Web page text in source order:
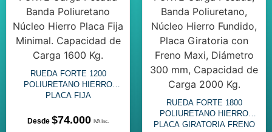
RUEDA FORTE 1200
POLIURETANO HIERRO
PLACA FIJA
$74.000
RUEDA FORTE 1800
POLIURETANO HIERRO
PLACA GIRATORIA FRENO